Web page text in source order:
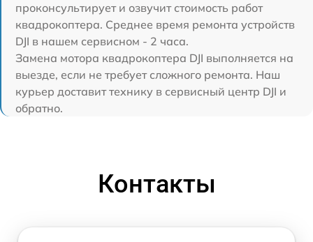
проконсультирует и озвучит стоимость работ
квадрокоптера. Среднее время ремонта устройств
DJI в нашем сервисном - 2 часа.
Замена мотора квадрокоптера DJI выполняется на
выезде, если не требует сложного ремонта. Наш
курьер доставит технику в сервисный центр DJI и
обратно.
Контакты